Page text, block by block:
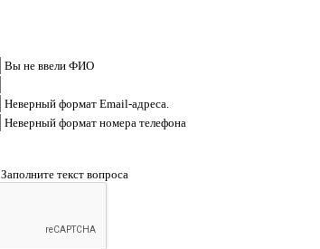
Вы не ввели ФИО
Неверный формат Email-адреса.
Неверный формат номера телефона
Заполните текст вопроса